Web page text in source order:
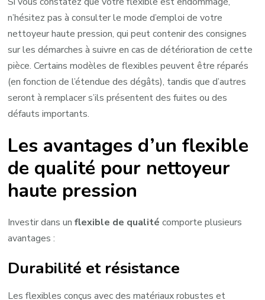
n’hésitez pas à consulter le mode d’emploi de votre
nettoyeur haute pression, qui peut contenir des consignes
sur les démarches à suivre en cas de détérioration de cette
pièce. Certains modèles de flexibles peuvent être réparés
(en fonction de l’étendue des dégâts), tandis que d’autres
seront à remplacer s’ils présentent des fuites ou des
défauts importants.
Les avantages d’un flexible
de qualité pour nettoyeur
haute pression
Investir dans unflexible de qualité comporte plusieurs
avantages :
Durabilité et résistance
Les flexibles conçus avec des matériaux robustes et